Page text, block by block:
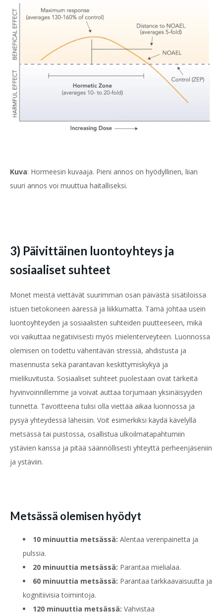
Kuva: Hormeesin kuvaaja. Pieni annos on hyödyllinen, liian
suuri annos voi muuttua haitalliseksi.
3) Päivittäinen luontoyhteys ja
sosiaaliset suhteet
Monet meistä viettävät suurimman osan päivästä sisätiloissa
istuen tietokoneen ääressä ja liikkumatta. Tämä johtaa usein
luontoyhteyden ja sosiaalisten suhteiden puutteeseen, mikä
voi vaikuttaa negatiivisesti myös mielenterveyteen. Luonnossa
olemisen on todettu vähentävän stressiä, ahdistusta ja
masennusta sekä parantavan keskittymiskykyä ja
mielikuvitusta. Sosiaaliset suhteet puolestaan ovat tärkeitä
hyvinvoinnillemme ja voivat auttaa torjumaan yksinäisyyden
tunnetta. Tavoitteena tulisi olla viettää aikaa luonnossa ja
pysyä yhteydessä läheisiin. Voit esimerkiksi käydä kävelyllä
metsässä tai puistossa, osallistua ulkoilmatapahtumiin
ystävien kanssa ja pitää säännöllisesti yhteyttä perheenjäseniin
ja ystäviin.
Metsässä olemisen hyödyt
10 minuuttia metsässä: Alentaa verenpainetta ja
pulssia.
20 minuuttia metsässä: Parantaa mielialaa.
60 minuuttia metsässä: Parantaa tarkkaavaisuutta ja
kognitiivisia toimintoja.
120 minuuttia metsässä: Vahvistaa